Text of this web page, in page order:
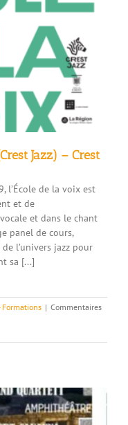
l’ermitage
Bois
–
Le
Poët-
Célard
Jazz) – Crest
l’École de la voix est
et de
et dans le chant
panel de cours,
l’univers jazz pour
sa [...]
Formations | Commentaires